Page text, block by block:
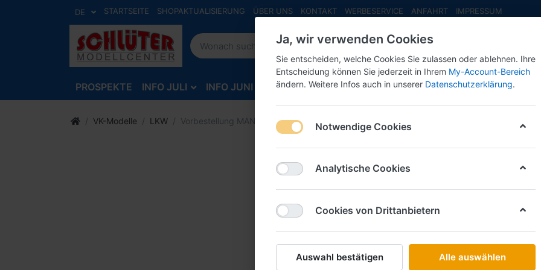
DE STARTSEITE SHOPAKTUALISIERUNG ÜBER UNS KONTAKT WERBESERVICE ANFAHRT IMPRESSUM
PROSPEKTE INFO JULI INFO JUNI INFO MAI NEU EINGETROFFEN NEUHEITEN
VK-Modelle LKW Vorbestellung MAN 19.230 DHKA, Kipper, 3achsig -grau- ***Neuheiten 2025***
VK-Modelle
DHKA,
Art.-Nr.
Ja, wir verwenden Cookies
Sie entscheiden, welche Cookies Sie zulassen oder ablehnen. Ihre
Entscheidung können Sie jederzeit in Ihrem My-Account-Bereich
ändern. Weitere Infos auch in unserer Datenschutzerklärung.
Notwendige Cookies
Analytische Cookies
Cookies von Drittanbietern
Auswahl bestätigen Alle auswählen